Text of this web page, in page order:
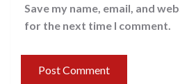
Save my name, email, and
for the next time I comment.